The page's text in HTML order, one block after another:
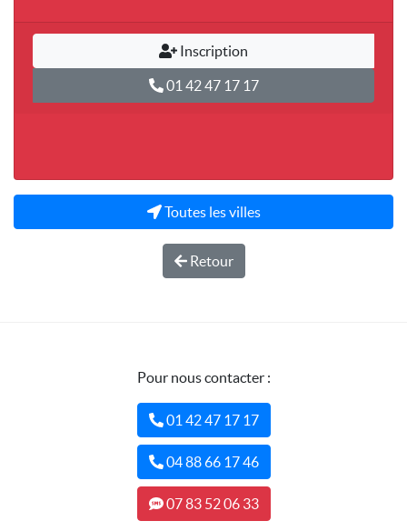
Inscription
01 42 47 17 17
Toutes les villes
Retour
Pour nous contacter :
01 42 47 17 17
04 88 66 17 46
07 83 52 06 33